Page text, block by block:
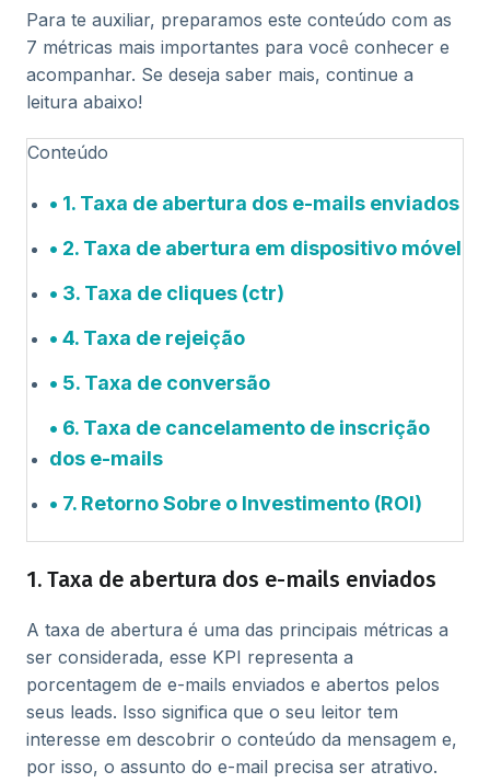
Para te auxiliar, preparamos este conteúdo com as
7 métricas mais importantes para você conhecer e
acompanhar. Se deseja saber mais, continue a
leitura abaixo!
Conteúdo
1. Taxa de abertura dos e-mails enviados
2. Taxa de abertura em dispositivo móvel
3. Taxa de cliques (ctr)
4. Taxa de rejeição
5. Taxa de conversão
6. Taxa de cancelamento de inscrição
dos e-mails
7. Retorno Sobre o Investimento (ROI)
1. Taxa de abertura dos e-mails enviados
A taxa de abertura é uma das principais métricas a
ser considerada, esse KPI representa a
porcentagem de e-mails enviados e abertos pelos
seus leads. Isso significa que o seu leitor tem
interesse em descobrir o conteúdo da mensagem e,
por isso, o assunto do e-mail precisa ser atrativo.